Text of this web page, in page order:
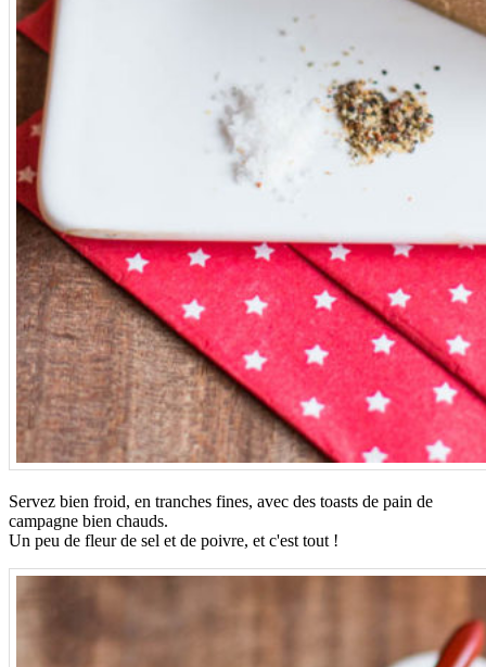
Servez bien froid, en tranches fines, avec des toasts de pain de
campagne bien chauds.
Un peu de fleur de sel et de poivre, et c'est tout !